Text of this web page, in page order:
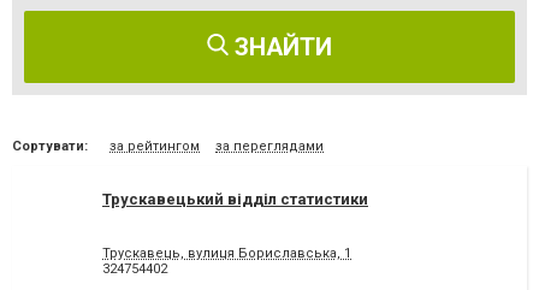
ЗНАЙТИ
Сортувати: за рейтингом за переглядами
Трускавецький відділ статистики
Трускавець, вулиця Бориславська, 1
324754402